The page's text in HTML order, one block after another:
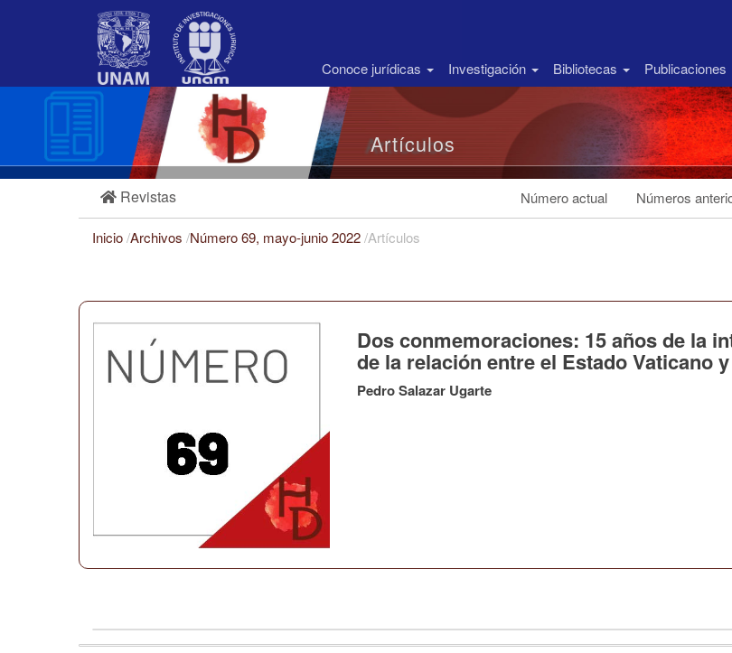
Barra
Conoce jurídicas Investigación Bibliotecas Publicaciones
Artículos
Revistas Número actual Números
Inicio/Archivos /Número 69, mayo-junio 2022/Artículos
Dos conmemoraciones: 15 años de la
de la relación entre el Estado Vaticano
Pedro Salazar Ugarte